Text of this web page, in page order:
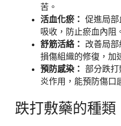
苦。
活血化瘀： 促進局
吸收，防止瘀血內阻
舒筋活絡： 改善局
損傷組織的修復，加
預防感染： 部分跌
炎作用，能預防傷口
跌打敷藥的種類